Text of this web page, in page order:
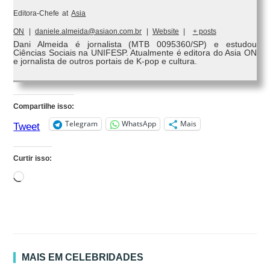
Editora-Chefe at Asia
ON | daniele.almeida@asiaon.com.br | Website | + posts
Dani Almeida é jornalista (MTB 0095360/SP) e estudou
Ciências Sociais na UNIFESP. Atualmente é editora do Asia ON
e jornalista de outros portais de K-pop e cultura.
Compartilhe isso:
Tweet Telegram WhatsApp Mais
Curtir isso:
Carregando...
MAIS EM CELEBRIDADES